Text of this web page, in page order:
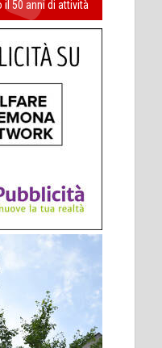
il 50 anni di attività